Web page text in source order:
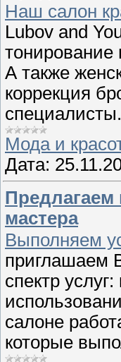
Наш салон
Lubov and
тонирование
А также
коррекция
Мода и
Дата:
мастера
Выполняем
приглашаем
спектр
салоне
которые